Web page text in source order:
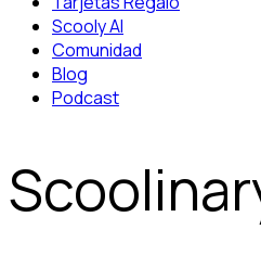
Scooly AI
Comunidad
Blog
Podcast